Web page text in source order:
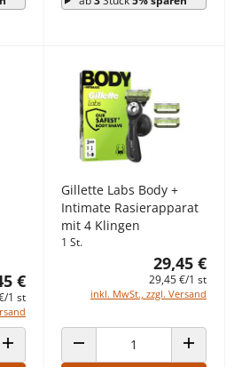
€
1 st
ANZAHL ERHÖHEN
Gillette Labs Body +
Intimate Rasierapparat
mit 4 Klingen
1 St.
29,45 €
29,45 €/1 st
inkl. MwSt., zzgl. Versand
ANZAHL VERRINGERN ANZAHL